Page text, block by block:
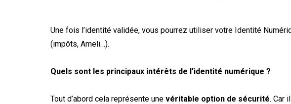
Une fois l’identité validée, vous pourrez utiliser votre Identité
(impôts, Ameli…).
Quels sont les principaux intérêts de l’identité numérique ?
Tout d’abord cela représente une véritable option de sécurité. Car